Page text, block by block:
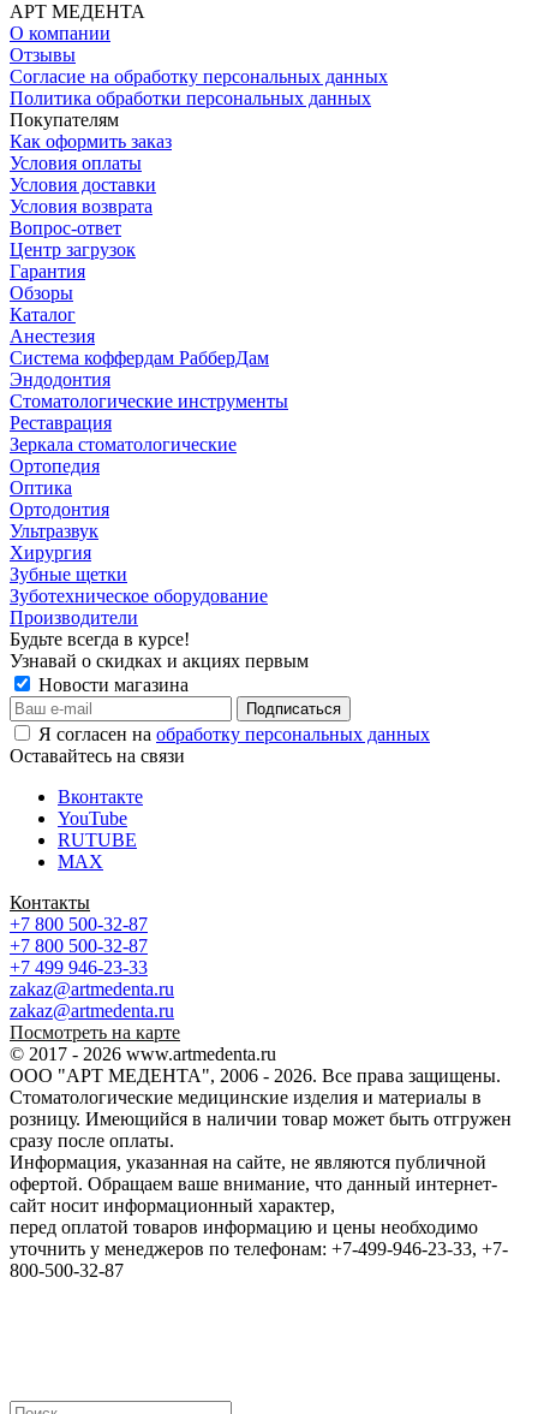
АРТ МЕДЕНТА
О компании
Отзывы
Согласие на обработку персональных данных
Политика обработки персональных данных
Покупателям
Как оформить заказ
Условия оплаты
Условия доставки
Условия возврата
Вопрос-ответ
Центр загрузок
Гарантия
Обзоры
Каталог
Анестезия
Система коффердам РабберДам
Эндодонтия
Стоматологические инструменты
Реставрация
Зеркала стоматологические
Ортопедия
Оптика
Ортодонтия
Ультразвук
Хирургия
Зубные щетки
Зуботехническое оборудование
Производители
Будьте всегда в курсе!
Узнавай о скидках и акциях первым
Новости магазина
Я согласен на обработку персональных данных
Оставайтесь на связи
Вконтакте
YouTube
RUTUBE
MAX
Контакты
+7 800 500-32-87
+7 800 500-32-87
+7 499 946-23-33
zakaz@artmedenta.ru
zakaz@artmedenta.ru
Посмотреть на карте
© 2017 - 2026 www.artmedenta.ru
ООО "АРТ МЕДЕНТА", 2006 - 2026. Все права защищены.
Стоматологические медицинские изделия и материалы в
розницу. Имеющийся в наличии товар может быть отгружен
сразу после оплаты.
Информация, указанная на сайте, не являются публичной
офертой. Обращаем ваше внимание, что данный интернет-
сайт носит информационный характер,
перед оплатой товаров информацию и цены необходимо
уточнить у менеджеров по телефонам: +7-499-946-23-33, +7-
800-500-32-87